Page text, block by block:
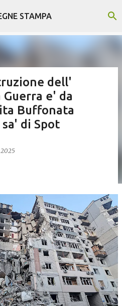
principali
STAMPA
dell'
e' da
Buffonata
di Spot